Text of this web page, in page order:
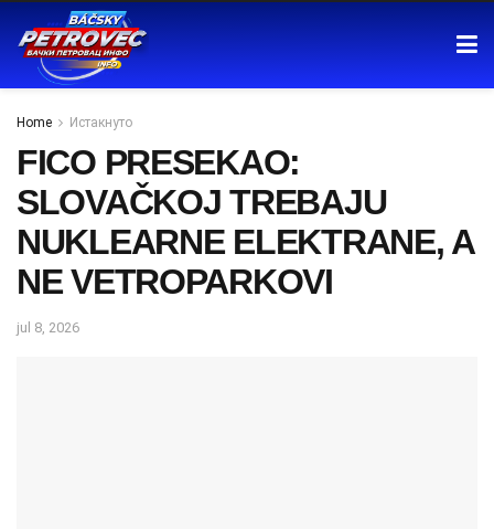
Home Истакнуто
FICO PRESEKAO:
SLOVAČKOJ TREBAJU
NUKLEARNE ELEKTRANE, A
NE VETROPARKOVI
jul 8, 2026